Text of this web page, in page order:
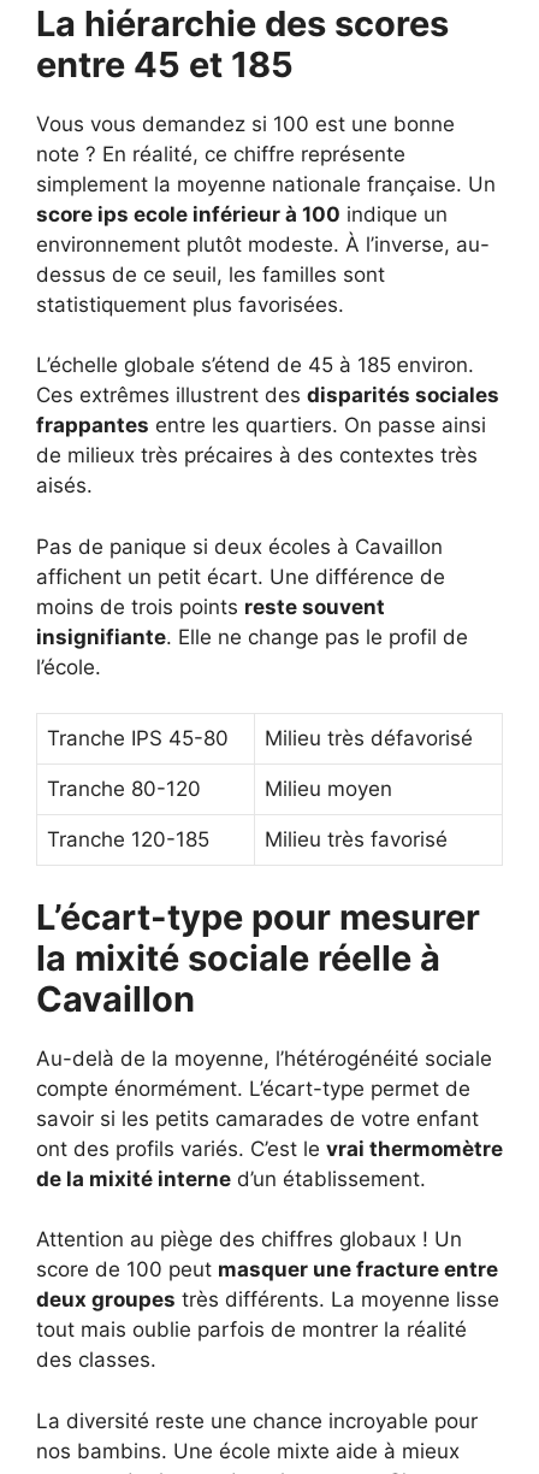
La hiérarchie des scores
entre 45 et 185
Vous vous demandez si 100 est une bonne
note ? En réalité, ce chiffre représente
simplement la moyenne nationale française. Un
score ips ecole inférieur à 100 indique un
environnement plutôt modeste. À l’inverse, au-
dessus de ce seuil, les familles sont
statistiquement plus favorisées.
L’échelle globale s’étend de 45 à 185 environ.
Ces extrêmes illustrent des disparités sociales
frappantes entre les quartiers. On passe ainsi
de milieux très précaires à des contextes très
aisés.
Pas de panique si deux écoles à Cavaillon
affichent un petit écart. Une différence de
moins de trois points reste souvent
insignifiante. Elle ne change pas le profil de
l’école.
Tranche IPS 45-80 Milieu très défavorisé
Tranche 80-120 Milieu moyen
Tranche 120-185 Milieu très favorisé
L’écart-type pour mesurer
la mixité sociale réelle à
Cavaillon
Au-delà de la moyenne, l’hétérogénéité sociale
compte énormément. L’écart-type permet de
savoir si les petits camarades de votre enfant
ont des profils variés. C’est le vrai thermomètre
de la mixité interne d’un établissement.
Attention au piège des chiffres globaux ! Un
score de 100 peut masquer une fracture entre
deux groupes très différents. La moyenne lisse
tout mais oublie parfois de montrer la réalité
des classes.
La diversité reste une chance incroyable pour
nos bambins. Une école mixte aide à mieux